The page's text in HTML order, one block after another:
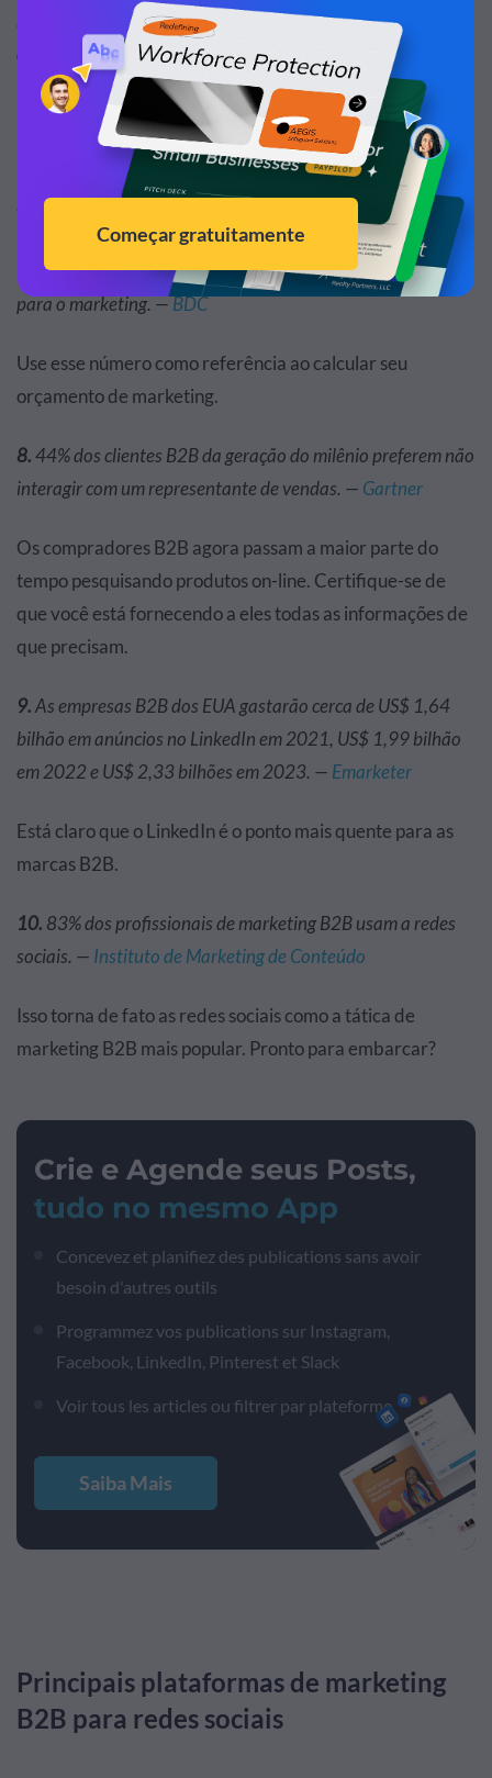
menos uma atividade de marketing de conteúdo, sendo 86%
de criação de conteúdo e 30% de distribuição de conteúdo.
Sprout Social
Não tenha medo de terceirizar a criação de conteúdo, se
necessário. Um freelancer ou uma agência pode tirar essa
tarefa do seu prato.
As empresas B2B devem alocar de 2% a 5% da receita
para o marketing. —BDC
Use esse número como referência ao calcular seu
orçamento de marketing.
8.44% dos clientes B2B da geração do milênio preferem não
interagir com um representante de vendas. — Gartner
Os compradores B2B agora passam a maior parte do
tempo pesquisando produtos on-line. Certifique-se de
que você está fornecendo a eles todas as informações de
que precisam.
9.As empresas B2B dos EUA gastarão cerca de US$ 1,64
bilhão em anúncios no LinkedIn em 2021, US$ 1,99 bilhão
em 2022 e US$ 2,33 bilhões em 2023. — Emarketer
Está claro que o LinkedIn é o ponto mais quente para as
marcas B2B.
10. 83% dos profissionais de marketing B2B usam a redes
sociais. — Instituto de Marketing de Conteúdo
Isso torna de fato as redes sociais como a tática de
marketing B2B mais popular. Pronto para embarcar?
Crie e Agende seus Posts,
tudo no mesmo App
Concevez et planifiez des publications sans avoir
besoin d'autres outils
Programmez vos publications sur Instagram,
Facebook, LinkedIn, Pinterest et Slack
Voir tous les articles ou filtrer par plateforme
Saiba Mais
Principais plataformas de marketing
B2B para redes sociais